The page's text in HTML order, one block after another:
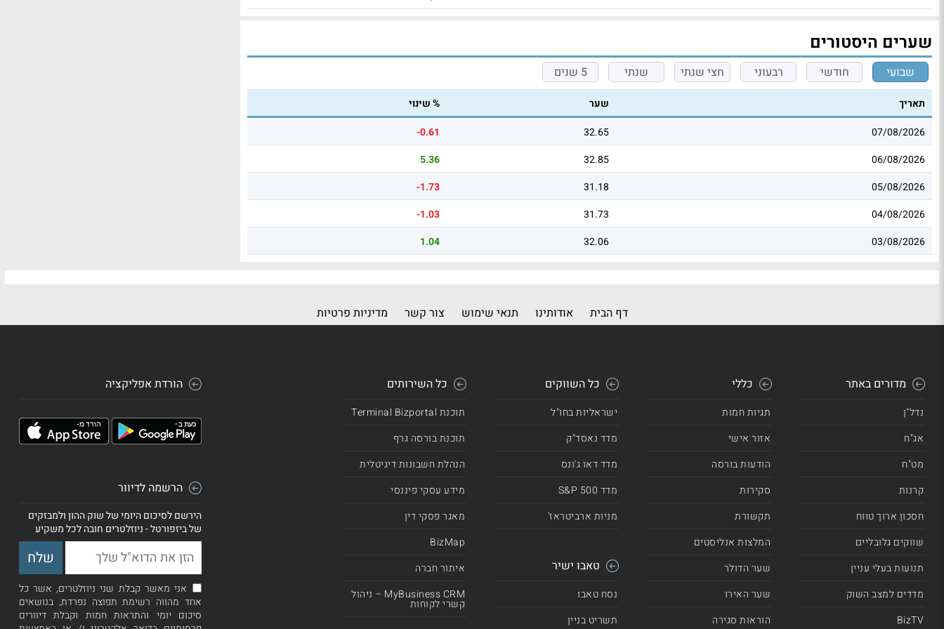
שערים היסטורים
שבועי חודשי רבעוני חצי שנתי שנתי 5 שנים
תאריך שער
% שינוי
07/08/2026
32.65
-0.61
06/08/2026
32.85
5.36
05/08/2026
31.18
-1.73
04/08/2026
31.73
-1.03
03/08/2026
32.06
1.04
דף הבית אודותינו תנאי שימוש צור קשר מדיניות פרטיות
מדורים באתר
נדל"ן
אג"ח
מט"ח
קרנות
חסכון ארוך טווח
שווקים גלובליים
תנועות בעלי עניין
מדדים למצב השוק
BizTV
כללי
תגיות חמות
אזור אישי
הודעות בורסה
סקירות
תקשורת
המלצות אנליסטים
שער הדולר
שער האירו
הוראות סגירה
כל השווקים
ישראליות בחו"ל
מדד נאסד"ק
מדד דאו ג'ונס
מדד 500 S&P
מניות ארביטראז'
טאבו ישיר
נסח טאבו
תשריט בניין
כל השירותים
תוכנת Terminal Bizportal
תוכנת בורסה גרף
הנהלת חשבונות דיגיטלית
מידע עסקי פיננסי
מאגר פסקי דין
BizMap
איתור חברה
MyBusiness CRM – ניהול
קשרי לקוחות
הורדת אפליקציה
הרשמה לדיוור
הירשם לסיכום היומי של שוק ההון ולמבזקים
של ביזפורטל - ניוזלטרים חובה לכל משקיע
אני מאשר קבלת שני ניוזלטרים, אשר כל
אחד מהווה רשימת תפוצה נפרדת, בנושאים
סיכום יומי והתראות חמות וקבלת דיוורים